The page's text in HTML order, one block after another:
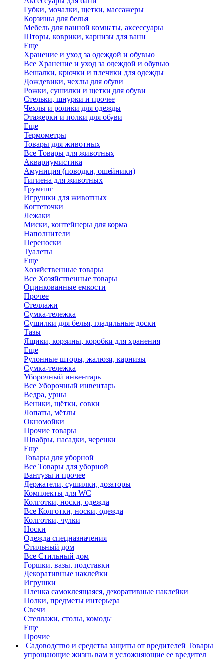
Губки, мочалки, щетки, массажеры
Корзины для белья
Мебель для ванной комнаты, аксессуары
Шторы, коврики, карнизы для ванн
Еще
Хранение и уход за одеждой и обувью
Все Хранение и уход за одеждой и обувью
Вешалки, крючки и плечики для одежды
Дождевики, чехлы для обуви
Рожки, сушилки и щетки для обуви
Стельки, шнурки и прочее
Чехлы и ролики для одежды
Этажерки и полки для обуви
Еще
Термометры
Товары для животных
Все Товары для животных
Аквариумистика
Амуниция (поводки, ошейники)
Гигиена для животных
Груминг
Игрушки для животных
Когтеточки
Лежаки
Миски, контейнеры для корма
Наполнители
Переноски
Туалеты
Еще
Хозяйственные товары
Все Хозяйственные товары
Оцинкованные емкости
Прочее
Стеллажи
Сумка-тележка
Сушилки для белья, гладильные доски
Тазы
Ящики, корзины, коробки для хранения
Еще
Рулонные шторы, жалюзи, карнизы
Сумка-тележка
Уборочный инвентарь
Все Уборочный инвентарь
Ведра, урны
Веники, щётки, совки
Лопаты, мётлы
Окномойки
Прочие товары
Швабры, насадки, черенки
Еще
Товары для уборной
Все Товары для уборной
Вантузы и прочее
Держатели, сушилки, дозаторы
Комплекты для WC
Колготки, носки, одежда
Все Колготки, носки, одежда
Колготки, чулки
Носки
Одежда спецназначения
Стильный дом
Все Стильный дом
Горшки, вазы, подставки
Декоративные наклейки
Игрушки
Пленка самоклеящаяся, декоративные наклейки
Полки, предметы интерьера
Свечи
Стеллажи, столы, комоды
Еще
Прочие
Садоводство и средства защиты от вредителей Товары
упрощающие жизнь вам и усложняющие ее вредител